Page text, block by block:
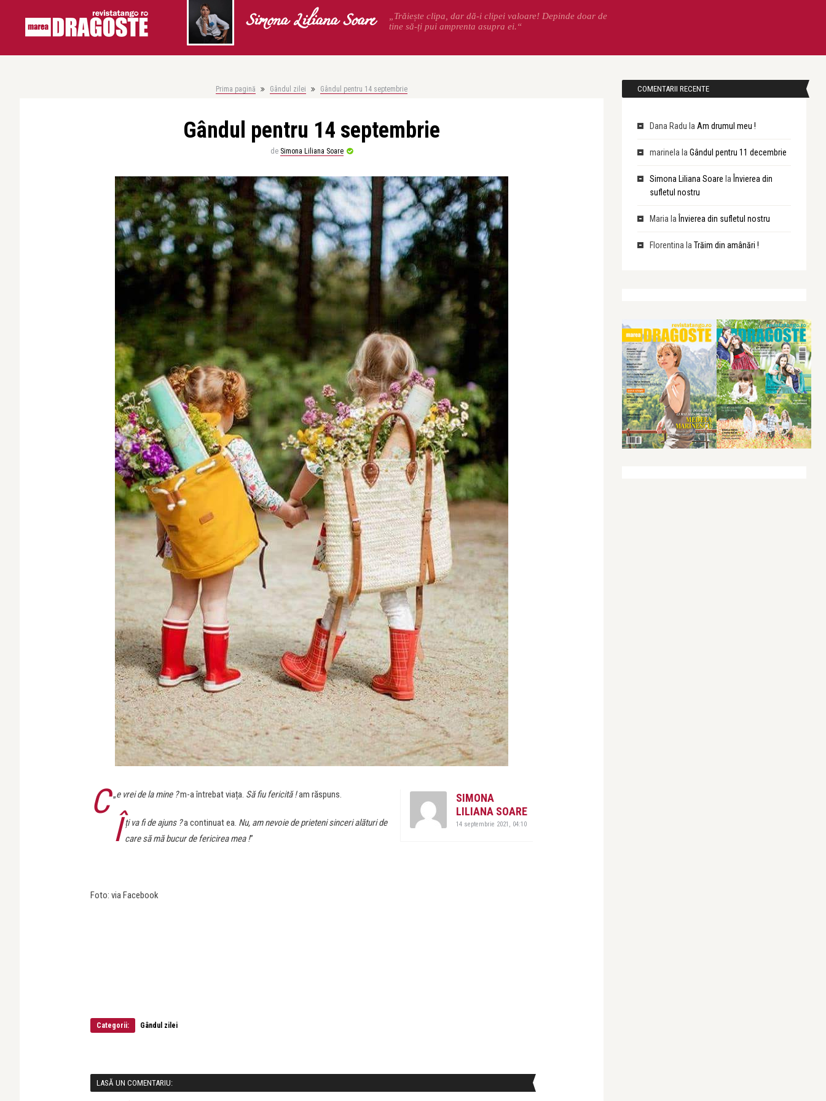
Simona Liliana Soare
„Trăiește clipa, dar dă-i clipei valoare! Depinde doar de
tine să-ți pui amprenta asupra ei.“
Prima pagină Gândul zilei Gândul pentru 14 septembrie
Gândul pentru 14 septembrie
de Simona Liliana Soare
SIMONA
LILIANA SOARE
14 septembrie 2021, 04:10
„
C e vrei de la mine ?m-a întrebat viața. Să fiu fericită !am răspuns.
Î ți va fi de ajuns ?a continuat ea. Nu, am nevoie de prieteni sinceri alături de
care să mă bucur de fericirea mea !”
Foto: via Facebook
Categorii: Gândul zilei
LASĂ UN COMENTARIU:
COMENTARII RECENTE
Dana Radu la Am drumul meu !
marinela la Gândul pentru 11 decembrie
Simona Liliana Soare la Învierea din
sufletul nostru
Maria la Învierea din sufletul nostru
Florentina la Trăim din amânări !